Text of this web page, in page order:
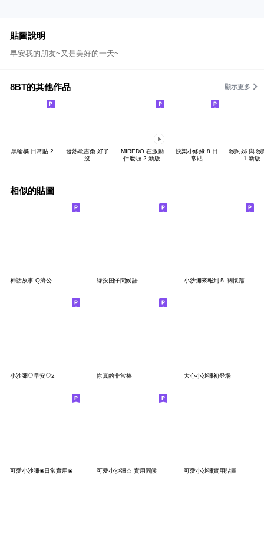
貼圖說明
早安我的朋友~又是美好的一天~
8BT的其他作品 顯示更多
黑輪橘 日常貼 2
發熱歐吉桑 好了
沒
MIREDO 在激動
什麼啦 2 新版
快樂小修緣 8 日
常貼
猴阿姊 與 猴
1 新版
相似的貼圖
神話故事-Q濟公 緣投囝仔問候語. 小沙彌來報到５-關懷篇
小沙彌♡早安♡2 你真的非常棒 大心小沙彌初登場
可愛小沙彌❀日常實用❀ 可愛小沙彌☆ 實用問候 可愛小沙彌實用貼圖